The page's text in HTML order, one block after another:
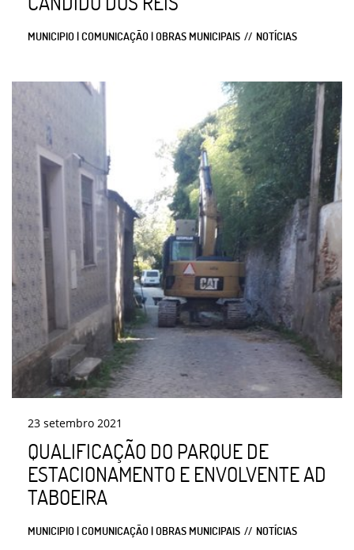
MUNICIPIO | COMUNICAÇÃO | OBRAS MUNICIPAIS NOTÍCIAS
23 setembro 2021
QUALIFICAÇÃO DO PARQUE DE
ESTACIONAMENTO E ENVOLVENTE AD
TABOEIRA
MUNICIPIO | COMUNICAÇÃO | OBRAS MUNICIPAIS NOTÍCIAS